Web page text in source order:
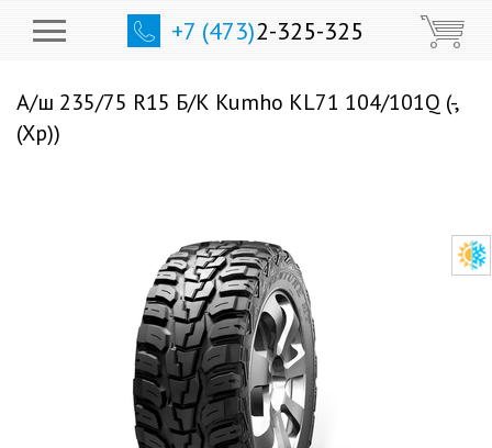
+7 (473)2-325-325
А/ш 235/75 R15 Б/К Kumho KL71 104/101Q (-,
(Хр))